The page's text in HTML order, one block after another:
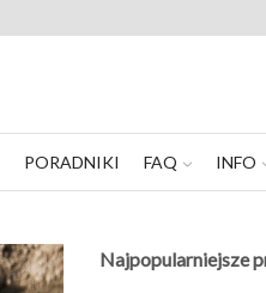
PORADNIKI FAQ INFO
Najpopularniejsze